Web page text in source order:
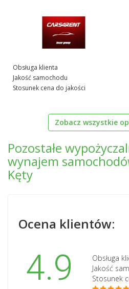
Obsługa klienta
Jakość samochodu
Stosunek cena do jakości
Zobacz wszystkie
Pozostałe
wynajem
Kęty
Ocena klientów:
4.9
Obsługa
Jakość
Stosunek